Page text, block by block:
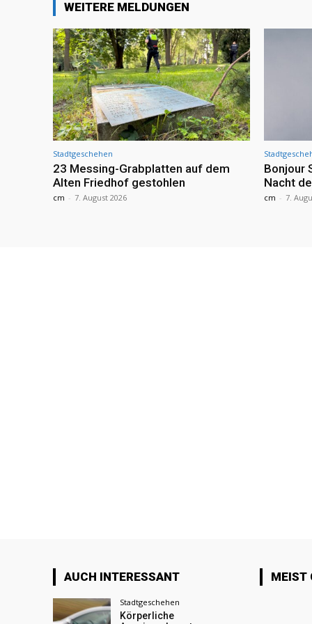
WEITERE MELDUNGEN
Stadtgeschehen
23 Messing-Grabplatten auf dem
Alten Friedhof gestohlen
cm - 7. August 2026
Bonjour
Nacht
cm - 7.
AUCH INTERESSANT
Stadtgeschehen
Körperliche
MEIST